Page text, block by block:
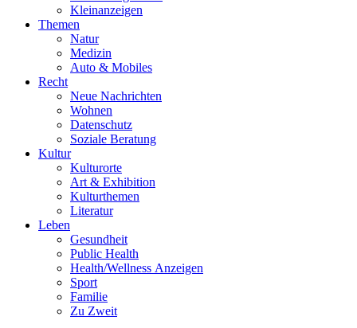
Kleinanzeigen
Themen
Natur
Medizin
Auto & Mobiles
Recht
Neue Nachrichten
Wohnen
Datenschutz
Soziale Beratung
Kultur
Kulturorte
Art & Exhibition
Kulturthemen
Literatur
Leben
Gesundheit
Public Health
Health/Wellness Anzeigen
Sport
Familie
Zu Zweit